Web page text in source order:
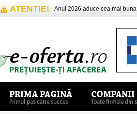
ATENTIE! Anul 2026 aduce cea mai buna